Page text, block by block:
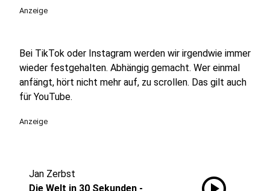
Anzeige
Bei TikTok oder Instagram werden wir irgendwie immer
wieder festgehalten. Abhängig gemacht. Wer einmal
anfängt, hört nicht mehr auf, zu scrollen. Das gilt auch
für YouTube.
Anzeige
Jan Zerbst
Die Welt in 30 Sekunden -